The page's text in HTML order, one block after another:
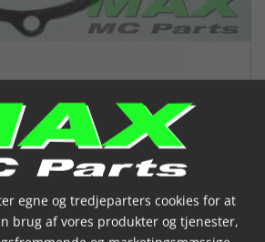
cove/dæksel Z1300
egne og tredjeparters cookies for at
brug af vores produkter og tjenester,